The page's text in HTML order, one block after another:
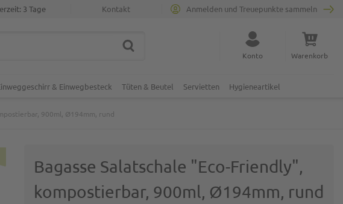
Kontakt
3 Tage Anmelden und Treuepunkte sammeln
Suche schließen
SUCHE Konto Warenkorb
& Einwegbesteck Tüten & Beutel Servietten Hygieneartikel
900ml, Ø194mm, rund
Bagasse Salatschale "Eco-Friendly",
kompostierbar, 900ml, Ø194mm, rund